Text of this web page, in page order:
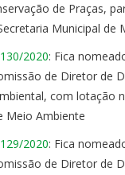
de Praças,
Municipal de
2020: Fica
de Diretor de
com lotação
Meio Ambiente
2020: Fica
de Diretor de